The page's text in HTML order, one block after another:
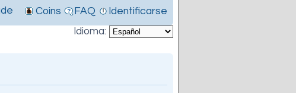
Coins FAQ
Identificarse
Idioma: